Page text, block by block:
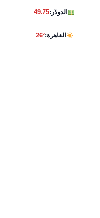
الدولار:49.75
القاهرة:26°